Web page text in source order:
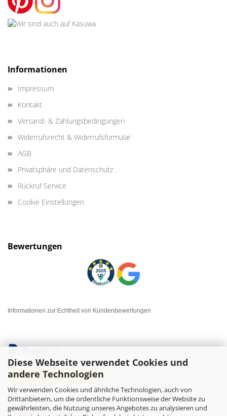
Diese Webseite verwendet Cookies und
andere Technologien
Wir verwenden Cookies und ähnliche Technologien, auch von
Drittanbietern, um die ordentliche Funktionsweise der Website zu
gewährleisten, die Nutzung unseres Angebotes zu analysieren und
Informationen
Impressum
Kontakt
Versand- & Zahlungsbedingungen
Widerrufsrecht & Widerrufsformular
AGB
Privatsphäre und Datenschutz
Rückruf Service
Cookie Einstellungen
Bewertungen
Informationen zur Echtheit von Kundenbewertungen